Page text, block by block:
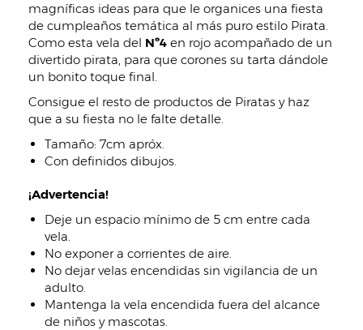
magníficas ideas para que le organices una fiesta
de cumpleaños temática al más puro estilo Pirata.
Como esta vela del Nº4 en rojo acompañado de un
divertido pirata, para que corones su tarta dándole
un bonito toque final.
Consigue el resto de productos de Piratas y haz
que a su fiesta no le falte detalle.
Tamaño: 7cm apróx.
Con definidos dibujos.
¡Advertencia!
Deje un espacio mínimo de 5 cm entre cada
vela.
No exponer a corrientes de aire.
No dejar velas encendidas sin vigilancia de un
adulto.
Mantenga la vela encendida fuera del alcance
de niños y mascotas.